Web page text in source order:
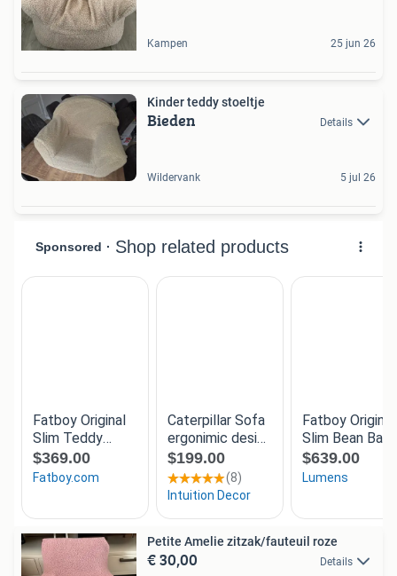
Kampen 25 jun 26
Kinder teddy stoeltje
Bieden Details
Wildervank 5 jul 26
Petite Amelie zitzak/fauteuil roze
€ 30,00 Details